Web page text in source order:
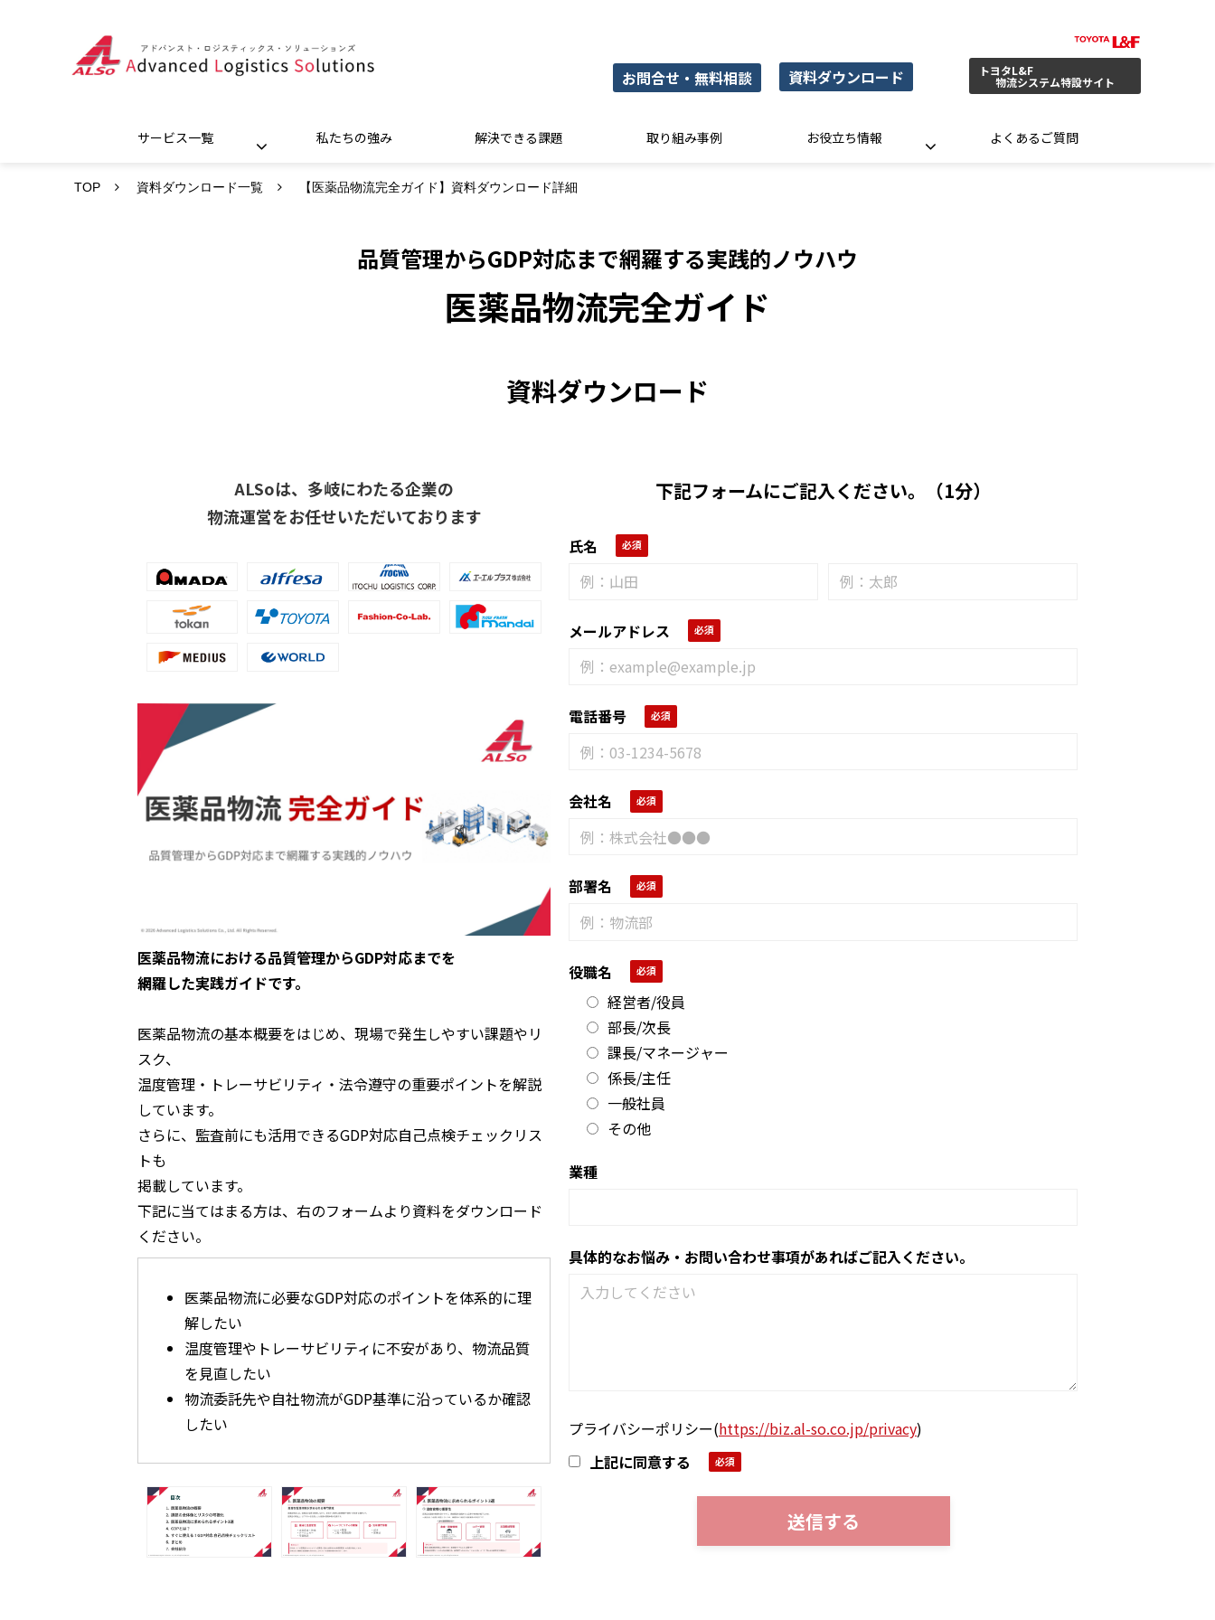
お問合せ・無料相談 資料ダウンロード トヨタL&F
物流システム特設サイト
サービス一覧 私たちの強み 解決できる課題 取り組み事例 お役立ち情報 よくあるご質問
TOP 資料ダウンロード一覧 【医薬品物流完全ガイド】資料ダウンロード詳細
品質管理からGDP対応まで網羅する実践的ノウハウ
医薬品物流完全ガイド
資料ダウンロード
ALSoは、多岐にわたる企業の
物流運営をお任せいただいております
医薬品物流における品質管理からGDP対応までを
網羅した実践ガイドです。
医薬品物流の基本概要をはじめ、現場で発生しやすい課題やリ
スク、
温度管理・トレーサビリティ・法令遵守の重要ポイントを解説
しています。
さらに、監査前にも活用できるGDP対応自己点検チェックリス
トも
掲載しています。
下記に当てはまる方は、右のフォームより資料をダウンロード
ください。
医薬品物流に必要なGDP対応のポイントを体系的に理
解したい
温度管理やトレーサビリティに不安があり、物流品質
を見直したい
物流委託先や自社物流がGDP基準に沿っているか確認
したい
下記フォームにご記入ください。（1分）
氏名
メールアドレス
電話番号
会社名
部署名
役職名
経営者/役員
部長/次長
課長/マネージャー
係長/主任
一般社員
その他
業種
具体的なお悩み・お問い合わせ事項があればご記入ください。
プライバシーポリシー(https://biz.al-so.co.jp/privacy)
上記に同意する